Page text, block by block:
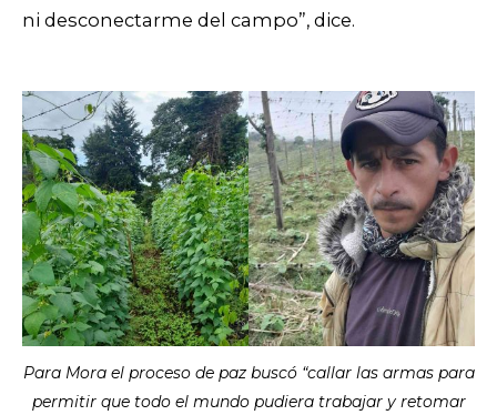
ni desconectarme del campo”, dice.
Para Mora el proceso de paz buscó “callar las armas para
permitir que todo el mundo pudiera trabajar y retomar